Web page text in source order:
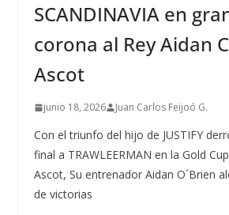
SCANDINAVIA en
corona al Rey Aidan
Ascot
junio 18, 2026 Juan Carlos Feijoó G.
Con el triunfo del hijo de JUSTIFY
final a TRAWLEERMAN en la Gold
Ascot, Su entrenador Aidan O´Brien
de victorias